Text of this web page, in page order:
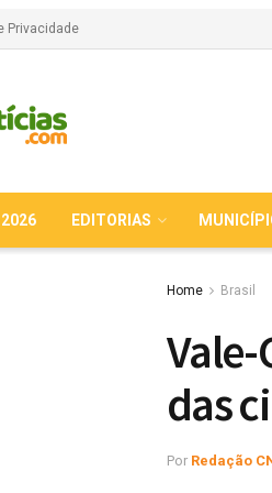
Privacidade
EDITORIAS
Home Brasil
das
Por Redação